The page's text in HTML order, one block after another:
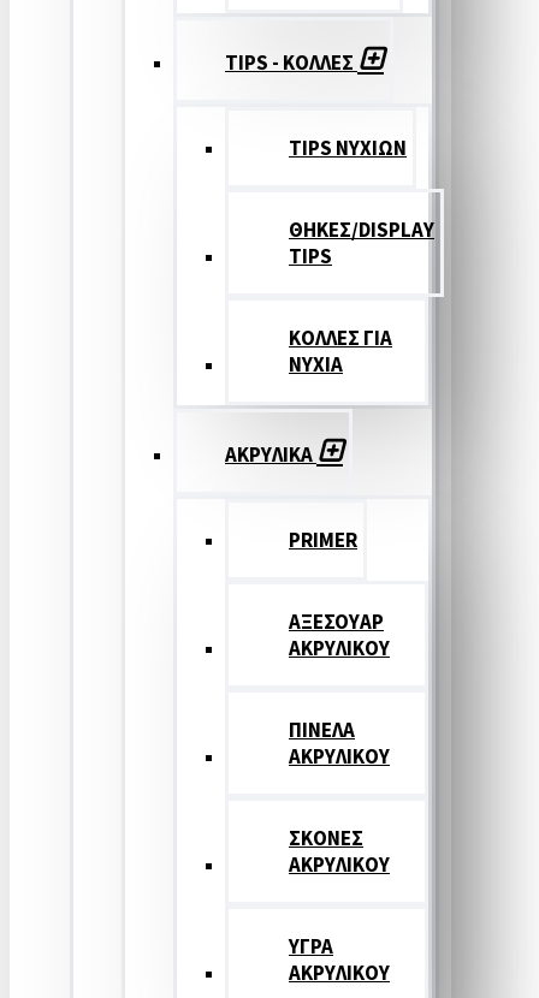
TIPS - ΚΟΛΛΕΣ
TIPS ΝΥΧΙΩΝ
ΘΗΚΕΣ/DISPLAY
TIPS
ΚΟΛΛΕΣ ΓΙΑ
ΝΥΧΙΑ
ΑΚΡΥΛΙΚΑ
PRIMER
ΑΞΕΣΟΥΑΡ
ΑΚΡΥΛΙΚΟΥ
ΠΙΝΕΛΑ
ΑΚΡΥΛΙΚΟΥ
ΣΚΟΝΕΣ
ΑΚΡΥΛΙΚΟΥ
ΥΓΡΑ
ΑΚΡΥΛΙΚΟΥ